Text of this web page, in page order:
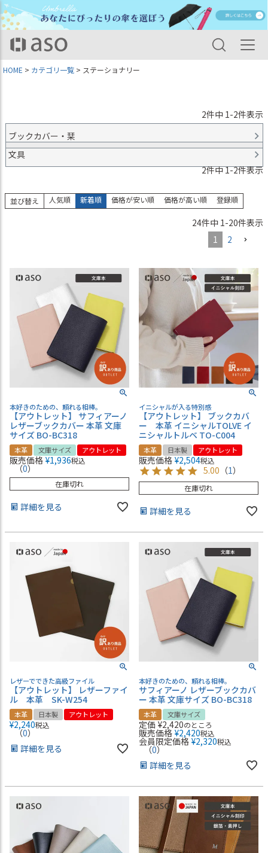
HOME カテゴリ一覧 ステーショナリー
2件中 1-2件表示
ブックカバー・栞
文具
2件中1-2件表示
並び替え 人気順 新着順 価格が安い順 価格が高い順 登録順
24件中 1-20件表示
1
2
本好きのための、頼れる相棒。
【アウトレット】 サフィアーノ
レザーブックカバー 本革 文庫
サイズ BO-BC318
本革 文庫サイズ アウトレット
販売価格 ¥1,936税込
（0）
在庫切れ
詳細を見る
イニシャルが入る特別感
【アウトレット】 ブックカバ
ー 本革 イニシャルTOLVE イ
ニシャルトルベ TO-C004
本革 日本製 アウトレット
販売価格 ¥2,504税込
5.00 （1）
在庫切れ
詳細を見る
レザーでできた高級ファイル
【アウトレット】 レザーファイ
ル 本革 SK-W254
本革 日本製 アウトレット
¥2,240税込
（0）
詳細を見る
本好きのための、頼れる相棒。
サフィアーノ レザーブックカバ
ー 本革 文庫サイズ BO-BC318
本革 文庫サイズ
定価 ¥2,420のところ
販売価格 ¥2,420税込
会員限定価格 ¥2,320税込
（0）
詳細を見る